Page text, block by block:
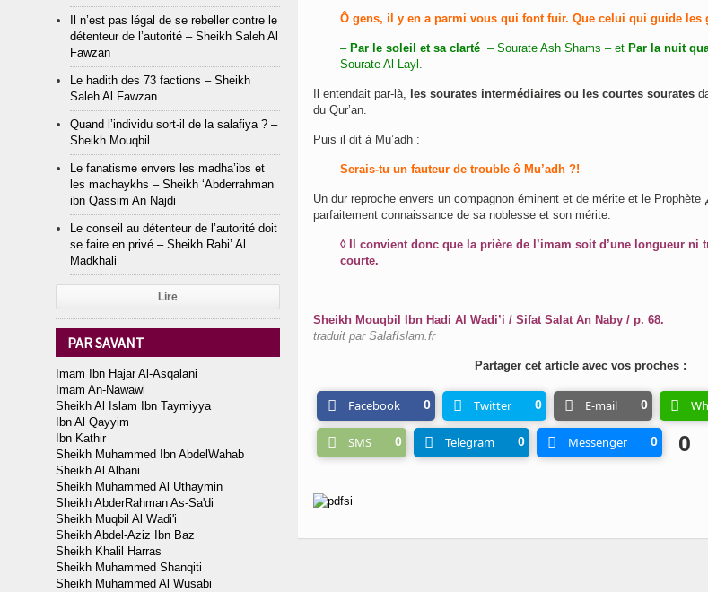
Ô gens, il y en a parmi vous qui font fuir. Que celui qui guide les
–Par le soleil et sa clarté – Sourate Ash Shams – et Par la nuit
Sourate Al Layl.
Il entendait par-là, les sourates intermédiaires ou les courtes sourates
du Qur’an.
Puis il dit à Mu’adh :
Serais-tu un fauteur de trouble ô Mu’adh ?!
Un dur reproche envers un compagnon éminent et de mérite et le Prophète صلى الله عليه وسلم avait
parfaitement connaissance de sa noblesse et son mérite.
◊ Il convient donc que la prière de l’imam soit d’une longueur ni
courte.
Sheikh Mouqbil Ibn Hadi Al Wadi’i / Sifat Salat An Naby / p. 68.
traduit par SalafIslam.fr
Partager cet article avec vos proches :
Facebook 0 Twitter 0 E-mail 0
SMS 0 Telegram 0 Messenger 0 0
Il n’est pas légal de se rebeller contre le
détenteur de l’autorité – Sheikh Saleh Al
Fawzan
Le hadith des 73 factions – Sheikh
Saleh Al Fawzan
Quand l’individu sort-il de la salafiya ? –
Sheikh Mouqbil
Le fanatisme envers les madha’ibs et
les machaykhs – Sheikh ‘Abderrahman
ibn Qassim An Najdi
Le conseil au détenteur de l’autorité doit
se faire en privé – Sheikh Rabi’ Al
Madkhali
Lire
PAR SAVANT
Imam Ibn Hajar Al-Asqalani
Imam An-Nawawi
Sheikh Al Islam Ibn Taymiyya
Ibn Al Qayyim
Ibn Kathir
Sheikh Muhammed Ibn AbdelWahab
Sheikh Al Albani
Sheikh Muhammed Al Uthaymin
Sheikh AbderRahman As-Sa'di
Sheikh Muqbil Al Wadi'i
Sheikh Abdel-Aziz Ibn Baz
Sheikh Khalil Harras
Sheikh Muhammed Shanqiti
Sheikh Muhammed Al Wusabi